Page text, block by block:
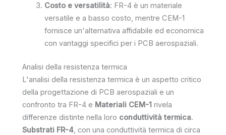
Costo e versatilità: FR-4 è un materiale
versatile e a basso costo, mentre CEM-1
fornisce un'alternativa affidabile ed economica
con vantaggi specifici per i PCB aerospaziali.
Analisi della resistenza termica
L'analisi della resistenza termica è un aspetto critico
della progettazione di PCB aerospaziali e un
confronto tra FR-4 e Materiali CEM-1 rivela
differenze distinte nella loro conduttività termica.
Substrati FR-4, con una conduttività termica di circa